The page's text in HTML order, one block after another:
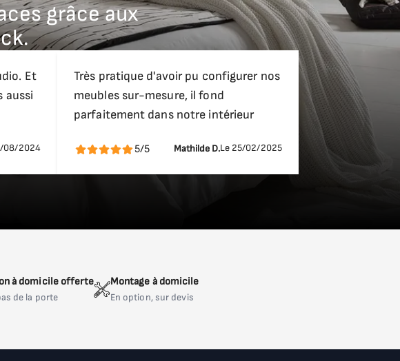
grâce aux
Et
aussi
08/2024
Très pratique d'avoir pu configurer nos
meubles sur-mesure, il fond
parfaitement dans notre intérieur
5/5 Mathilde D.Le 25/02/2025
à domicile offerte
de la porte
Montage à domicile
En option, sur devis